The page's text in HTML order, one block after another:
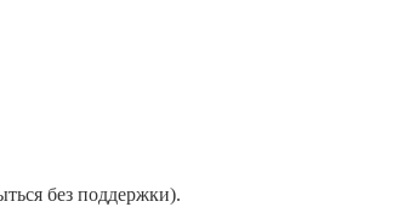
без поддержки).